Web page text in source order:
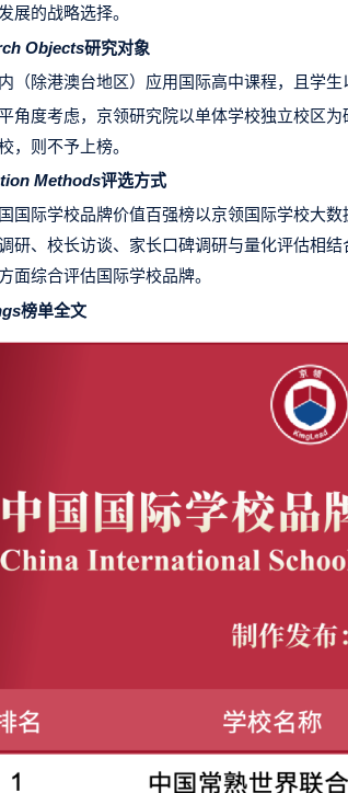
展的战略选择。
Objects研究对象
（除港澳台地区）应用国际高中课程，且学
角度考虑，京领研究院以单体学校独立校区
，则不予上榜。
Methods评选方式
国际学校品牌价值百强榜以京领国际学校大
研、校长访谈、家长口碑调研与量化评估相
面综合评估国际学校品牌。
榜单全文